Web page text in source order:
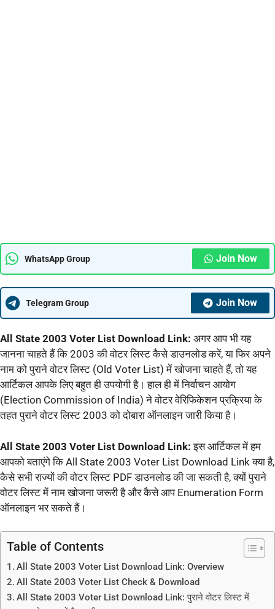
WhatsApp Group Join Now
Telegram Group Join Now
All State 2003 Voter List Download Link: अगर आप भी यह
जानना चाहते हैं कि 2003 की वोटर लिस्ट कैसे डाउनलोड करें, या फिर अपने
नाम को पुराने वोटर लिस्ट (Old Voter List) में खोजना चाहते हैं, तो यह
आर्टिकल आपके लिए बहुत ही उपयोगी है। हाल ही में निर्वाचन आयोग
(Election Commission of India) ने वोटर वेरिफिकेशन प्रक्रिया के
तहत पुराने वोटर लिस्ट 2003 को दोबारा ऑनलाइन जारी किया है।
All State 2003 Voter List Download Link: इस आर्टिकल में हम
आपको बताएंगे कि All State 2003 Voter List Download Link क्या है,
कैसे सभी राज्यों की वोटर लिस्ट PDF डाउनलोड की जा सकती है, क्यों पुराने
वोटर लिस्ट में नाम खोजना जरूरी है और कैसे आप Enumeration Form
ऑनलाइन भर सकते हैं।
Table of Contents
All State 2003 Voter List Download Link: Overview
All State 2003 Voter List Check & Download
All State 2003 Voter List Download Link: पुराने वोटर लिस्ट में